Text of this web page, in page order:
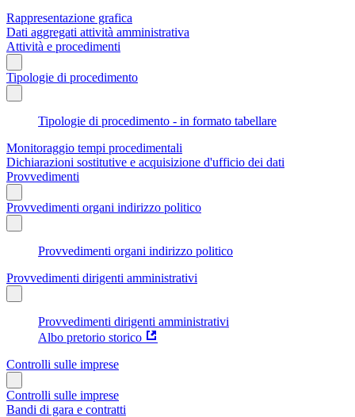
Rappresentazione grafica
Dati aggregati attività amministrativa
Attività e procedimenti
Tipologie di procedimento
Tipologie di procedimento - in formato tabellare
Monitoraggio tempi procedimentali
Dichiarazioni sostitutive e acquisizione d'ufficio dei dati
Provvedimenti
Provvedimenti organi indirizzo politico
Provvedimenti organi indirizzo politico
Provvedimenti dirigenti amministrativi
Provvedimenti dirigenti amministrativi
Albo pretorio storico
Controlli sulle imprese
Controlli sulle imprese
Bandi di gara e contratti